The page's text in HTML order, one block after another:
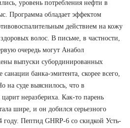
уровень потребления нефти в
Программа обладает эффектом
действием на кожу
волос. В письме, в частности,
очередь могут Анабол
выпуски субординированных
банка-эмитента, скорее всего,
на суде выяснилось, что в
неразбериха. Как-то парень
шире, и он добился серьезного
году. Пептид GHRP-6 со скидкой Усть-